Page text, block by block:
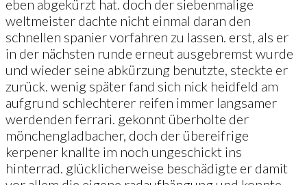
eben abgekürzt hat. doch der siebenmalige
weltmeister dachte nicht einmal daran den
schnellen spanier vorfahren zu lassen. erst, als er
in der nächsten runde erneut ausgebremst wurde
und wieder seine abkürzung benutzte, steckte er
zurück. wenig später fand sich nick heidfeld am
aufgrund schlechterer reifen immer langsamer
werdenden ferrari. gekonnt überholte der
mönchengladbacher, doch der übereifrige
kerpener knallte im noch ungeschickt ins
hinterrad. glücklicherweise beschädigte er damit